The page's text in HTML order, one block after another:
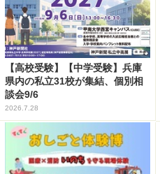
【高校受験】【中学受験】兵庫
県内の私立31校が集結、個別相
談会9/6
2026.7.28